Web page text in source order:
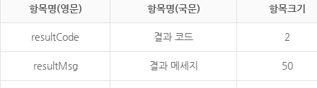
항목명(영문) 항목명(국문) 항목크기
resultCode 결과 코드 2
resultMsg 결과 메세지 50